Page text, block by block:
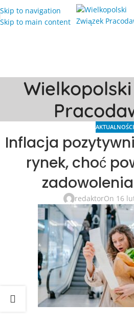
Skip to navigation
Skip to main content
AKTUALNOŚCI
Inflacja
rynek, choć
redaktorOn 16